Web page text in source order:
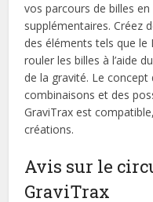
vos parcours de billes
supplémentaires. Créez
des éléments tels que
rouler les billes à l’aide
de la gravité. Le
combinaisons et des
GraviTrax est
créations.
Avis sur le
GraviTrax